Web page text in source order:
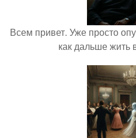
Всем привет. Уже просто
как дальше жить